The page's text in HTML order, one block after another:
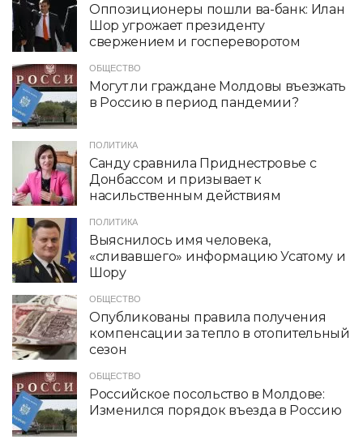
Оппозиционеры пошли ва-банк: Илан
Шор угрожает президенту
свержением и госпереворотом
ОБЩЕСТВО
Могут ли граждане Молдовы въезжать
в Россию в период пандемии?
ПОЛИТИКА
Санду сравнила Приднестровье с
Донбассом и призывает к
насильственным действиям
ПОЛИТИКА
Выяснилось имя человека,
«сливавшего» информацию Усатому и
Шору
ОБЩЕСТВО
Опубликованы правила получения
компенсации за тепло в отопительный
сезон
ОБЩЕСТВО
Российское посольство в Молдове:
Изменился порядок въезда в Россию